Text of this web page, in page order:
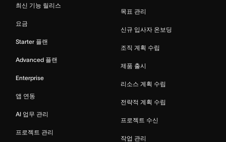
최신 기능 릴리스
요금
Starter 플랜
Advanced 플랜
Enterprise
앱 연동
AI 업무 관리
프로젝트 관리
목표 관리
신규 입사자 온보딩
조직 계획 수립
제품 출시
리소스 계획 수립
전략적 계획 수립
프로젝트 수신
작업 관리